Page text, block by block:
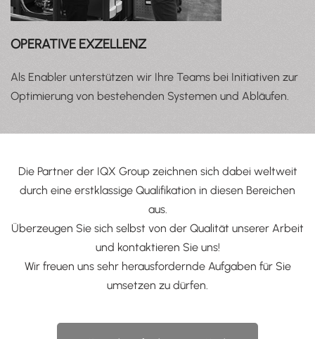
OPERATIVE EXZELLENZ
Als Enabler unterstützen wir Ihre Teams bei Initiativen zur
Optimierung von bestehenden Systemen und Abläufen.
Die Partner der IQX Group zeichnen sich dabei weltweit
durch eine erstklassige Qualifikation in diesen Bereichen
aus.
Überzeugen Sie sich selbst von der Qualität unserer Arbeit
und kontaktieren Sie uns!
Wir freuen uns sehr herausfordernde Aufgaben für Sie
umsetzen zu dürfen.